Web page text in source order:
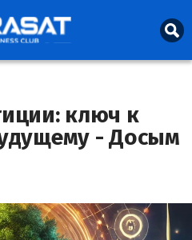
ключ к
- Досым